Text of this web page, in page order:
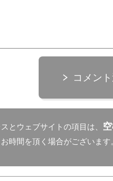
コメン
とウェブサイトの項目は、
時間を頂く場合がございます